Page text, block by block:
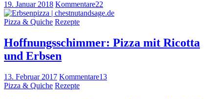
19. Januar 2018 Kommentare22
Pizza & Quiche Rezepte
Hoffnungsschimmer: Pizza mit Ricotta
und Erbsen
13. Februar 2017 Kommentare13
Pizza & Quiche Rezepte